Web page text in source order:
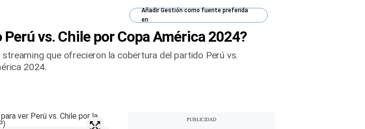
AñadirGestióncomo fuente preferida
en
vs. Chile por Copa América 2024?
que ofrecieron la cobertura del partido Perú vs.
2024.